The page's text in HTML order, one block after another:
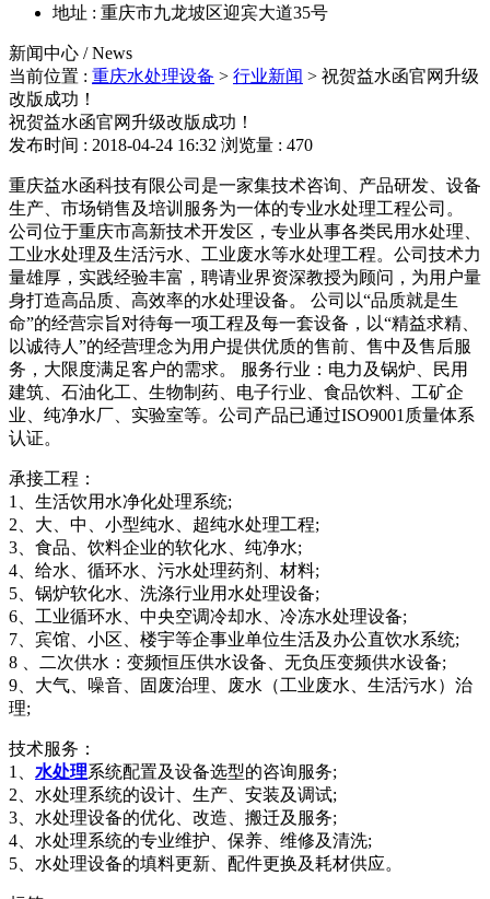
地址 : 重庆市九龙坡区迎宾大道35号
新闻中心 / News
当前位置 : 重庆水处理设备 > 行业新闻 > 祝贺益水函官网升级
改版成功！
祝贺益水函官网升级改版成功！
发布时间 : 2018-04-24 16:32 浏览量 : 470
重庆益水函科技有限公司是一家集技术咨询、产品研发、设备
生产、市场销售及培训服务为一体的专业水处理工程公司。
公司位于重庆市高新技术开发区，专业从事各类民用水处理、
工业水处理及生活污水、工业废水等水处理工程。公司技术力
量雄厚，实践经验丰富，聘请业界资深教授为顾问，为用户量
身打造高品质、高效率的水处理设备。 公司以“品质就是生
命”的经营宗旨对待每一项工程及每一套设备，以“精益求精、
以诚待人”的经营理念为用户提供优质的售前、售中及售后服
务，大限度满足客户的需求。 服务行业：电力及锅炉、民用
建筑、石油化工、生物制药、电子行业、食品饮料、工矿企
业、纯净水厂、实验室等。公司产品已通过ISO9001质量体系
认证。
承接工程：
1、生活饮用水净化处理系统;
2、大、中、小型纯水、超纯水处理工程;
3、食品、饮料企业的软化水、纯净水;
4、给水、循环水、污水处理药剂、材料;
5、锅炉软化水、洗涤行业用水处理设备;
6、工业循环水、中央空调冷却水、冷冻水处理设备;
7、宾馆、小区、楼宇等企事业单位生活及办公直饮水系统;
8 、二次供水：变频恒压供水设备、无负压变频供水设备;
9、大气、噪音、固废治理、废水（工业废水、生活污水）治
理;
技术服务：
1、 水处理系统配置及设备选型的咨询服务;
2、水处理系统的设计、生产、安装及调试;
3、水处理设备的优化、改造、搬迁及服务;
4、水处理系统的专业维护、保养、维修及清洗;
5、水处理设备的填料更新、配件更换及耗材供应。